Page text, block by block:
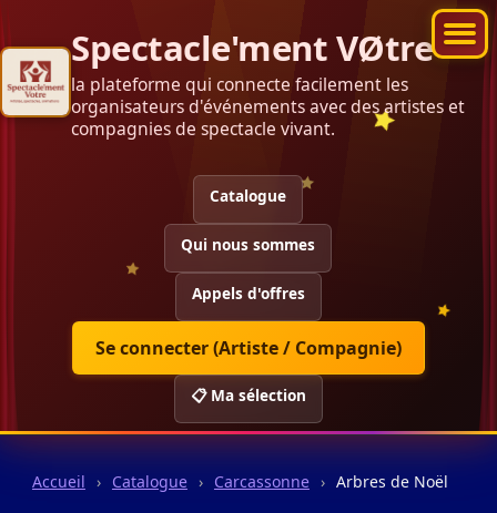
Spectacle'ment VØtre
la plateforme qui connecte facilement les
organisateurs d'événements avec des artistes et
compagnies de spectacle vivant.
Catalogue
Qui nous sommes
Appels d'offres
Se connecter (Artiste / Compagnie)
📋 Ma sélection
Accueil › Catalogue › Carcassonne › Arbres de Noël